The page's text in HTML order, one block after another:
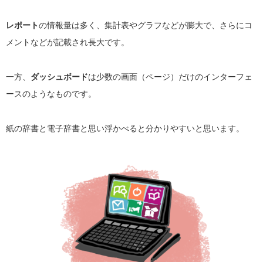
レポートの情報量は多く、集計表やグラフなどが膨大で、さらにコ
メントなどが記載され長大です。
一方、 ダッシュボードは少数の画面（ページ）だけのインターフェ
ースのようなものです。
紙の辞書と電子辞書と思い浮かべると分かりやすいと思います。